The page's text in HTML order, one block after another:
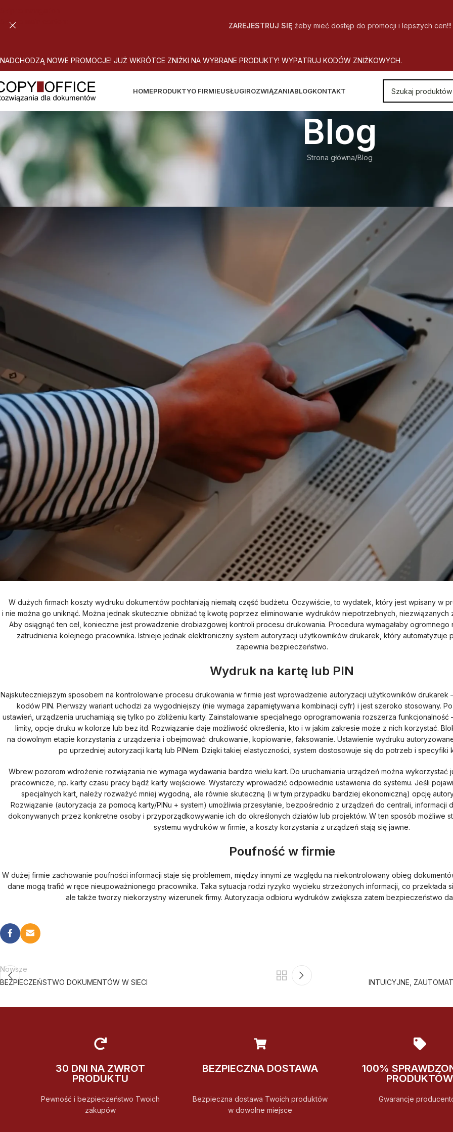
Skip to main content
ZAREJESTRUJ SIĘżeby mieć dostęp do promocji i lepszych cen!!!
NADCHODZĄ NOWE PROMOCJE! JUŻ WKRÓTCE ZNIŻKI NA WYBRANE PRODUKTY! WYPATRUJ KODÓW ZNIŻKOWYCH.
HOMEPRODUKTYO FIRMIEUSŁUGIROZWIĄZANIABLOGKONTAKT
Blog
Strona główna Blog
AUTORYZACJA UŻYTKOWNIKÓW DRUKAREK
W dużych firmach koszty wydruku dokumentów pochłaniają niemałą część budżetu. Oczywiście, to wydatek, który jest wpisany w
i nie można go uniknąć. Można jednak skutecznie obniżać tę kwotę poprzez eliminowanie wydruków niepotrzebnych, niezwiązanych
Aby osiągnąć ten cel, konieczne jest prowadzenie drobiazgowej kontroli procesu drukowania. Procedura wymagałaby ogromnego
zatrudnienia kolejnego pracownika. Istnieje jednak elektroniczny system autoryzacji użytkowników drukarek, który automatyzuje
zapewnia bezpieczeństwo.
Wydruk na kartę lub PIN
Najskuteczniejszym sposobem na kontrolowanie procesu drukowania w firmie jest wprowadzenie autoryzacji użytkowników drukarek
kodów PIN. Pierwszy wariant uchodzi za wygodniejszy (nie wymaga zapamiętywania kombinacji cyfr) i jest szeroko stosowany.
ustawień, urządzenia uruchamiają się tylko po zbliżeniu karty. Zainstalowanie specjalnego oprogramowania rozszerza
limity, opcje druku w kolorze lub bez itd. Rozwiązanie daje możliwość określenia, kto i w jakim zakresie może z nich korzystać.
na dowolnym etapie korzystania z urządzenia i obejmować: drukowanie, kopiowanie, faksowanie. Ustawienie wydruku
po uprzedniej autoryzacji kartą lub PINem. Dzięki takiej elastyczności, system dostosowuje się do potrzeb i specyfiki
Wbrew pozorom wdrożenie rozwiązania nie wymaga wydawania bardzo wielu kart. Do uruchamiania urządzeń można wykorzystać
pracownicze, np. karty czasu pracy bądź karty wejściowe. Wystarczy wprowadzić odpowiednie ustawienia do systemu. Jeśli
specjalnych kart, należy rozważyć mniej wygodną, ale równie skuteczną (i w tym przypadku bardziej ekonomiczną) opcję
Rozwiązanie (autoryzacja za pomocą karty/PINu + system) umożliwia przesyłanie, bezpośrednio z urządzeń do centrali,
dokonywanych przez konkretne osoby i przyporządkowywanie ich do określonych działów lub projektów. W ten sposób możliwe
systemu wydruków w firmie, a koszty korzystania z urządzeń stają się jawne.
Poufność w firmie
W dużej firmie zachowanie poufności informacji staje się problemem, między innymi ze względu na niekontrolowany obieg
dane mogą trafić w ręce nieupoważnionego pracownika. Taka sytuacja rodzi ryzyko wycieku strzeżonych informacji, co przekłada
ale także tworzy niekorzystny wizerunek firmy. Autoryzacja odbioru wydruków zwiększa zatem bezpieczeństwo
Nowsze
BEZPIECZEŃSTWO DOKUMENTÓW W SIECI
INTUICYJNE,
30 DNI NA ZWROT
PRODUKTU
Pewność i bezpieczeństwo Twoich
zakupów
BEZPIECZNA DOSTAWA
Bezpieczna dostawa Twoich produktów
w dowolne miejsce
100%
PRODUKTÓW
Gwarancje